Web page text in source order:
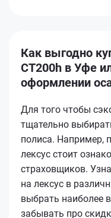
Как выгодно
CT200h в Уфе
оформлении
Для того чтобы
тщательно
полиса. Например,
лексус стоит
страховщиков.
на лексус в
выбрать наиболее
забывать про